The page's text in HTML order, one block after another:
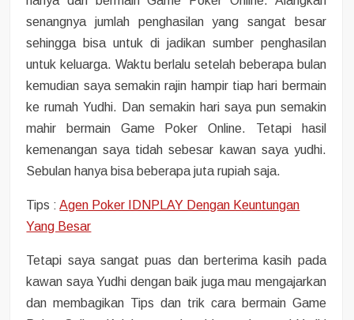
senangnya jumlah penghasilan yang sangat besar
sehingga bisa untuk di jadikan sumber penghasilan
untuk keluarga. Waktu berlalu setelah beberapa bulan
kemudian saya semakin rajin hampir tiap hari bermain
ke rumah Yudhi. Dan semakin hari saya pun semakin
mahir bermain Game Poker Online. Tetapi hasil
kemenangan saya tidah sebesar kawan saya yudhi.
Sebulan hanya bisa beberapa juta rupiah saja.
Tips :Agen Poker IDNPLAY Dengan Keuntungan
Yang Besar
Tetapi saya sangat puas dan berterima kasih pada
kawan saya Yudhi dengan baik juga mau mengajarkan
dan membagikan Tips dan trik cara bermain Game